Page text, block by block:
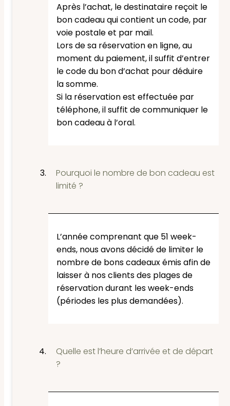
Après l’achat, le destinataire reçoit le
bon cadeau qui contient un code, par
voie postale et par mail.
Lors de sa réservation en ligne, au
moment du paiement, il suffit d’entrer
le code du bon d’achat pour déduire
la somme.
Si la réservation est effectuée par
téléphone, il suffit de communiquer le
bon cadeau à l’oral.
Pourquoi le nombre de bon cadeau est
limité ?
L’année comprenant que 51 week-
ends, nous avons décidé de limiter le
nombre de bons cadeaux émis afin de
laisser à nos clients des plages de
réservation durant les week-ends
(périodes les plus demandées).
Quelle est l’heure d’arrivée et de départ
?